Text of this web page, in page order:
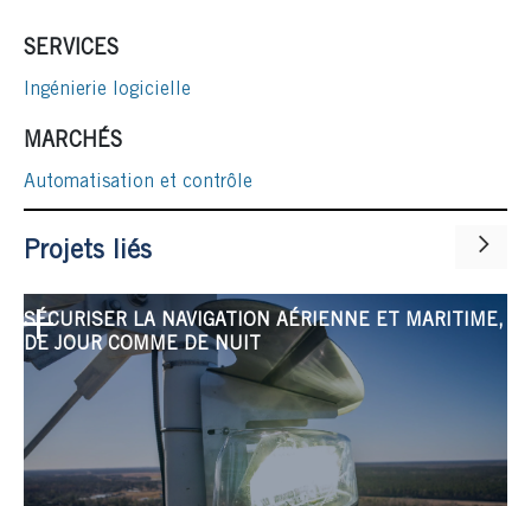
SERVICES
Ingénierie logicielle
MARCHÉS
Automatisation et contrôle
Projets liés
SÉCURISER LA NAVIGATION AÉRIENNE ET MARITIME,
DE JOUR COMME DE NUIT